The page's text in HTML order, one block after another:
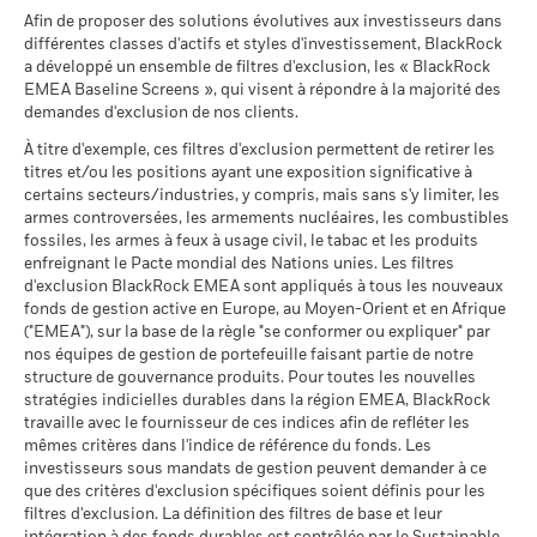
façon dont le fonds a été géré dans le passé
La performance est indiquée sur la base de la Valeur nette
d’inventaire (VNI), avec le revenu brut réinvesti le cas échéant.
Le rendement de votre investissement peut augmenter ou
diminuer en raison des fluctuations des devises si votre
investissement est effectué dans une devise autre que celle
utilisée dans le calcul des performances passées. Source :
Blackrock
Intermédiaire
Ce que vous pourriez obtenir après
Rendement annuel moyen
Favorable
Ce que vous pourriez obtenir après
Rendement annuel moyen
Le scénario de tension montre ce que vous pourriez obtenir
dans des situations de marché extrêmes.
Notation des fonds ESG MSCI
au 17/juil./2026
AA
Pointage de qualité ESG
MSCI (0-10)
au 17/juil./2026
Classification mondiale des
fonds selon Lipper
au 17/juil./2026
Mixed Asset USD Flexible -
Global
Moyenne pondérée de
l'intensité carbone MSCI
(tonnes de CO2e/M$ de
ventes)
au 17/juil./2026
% des avoirs à l'égard
desquels des données ESG
au 17/juil./2026
78,99
Pointage de qualité ESG
MSCI - centile par rapport aux
pairs
94,93
au 30/juin/2026
MSCI - Contrevenants au
Pacte mondial des Nations
Unies
au 30/juin/2026
0,00%
MSCI - Charbon thermique
au 30/juin/2026
0,00%
MSCI - Sables bitumineux
au 30/juin/2026
0,00%
Données sur la
participation aux secteurs
d'activité
au 30/juin/2026
66,62%
Pourcentage des avoirs du
fonds à l'égard desquels
des données ne sont pas
disponibles
au 30/juin/2026
Sustainability related disclosure -
GAFOESG_AG (en)
Sustainability related disclosure -
GAFOESG_AG (fr)
BlackRock Global Funds - Prospectus (French
- France)
BlackRock Global Funds - Prospectus
(English)
BlackRock Global Funds - Prospectus (French
- Belgium^France)
BlackRock Global Funds - Prospectus -
Addendum (French - France)
Afin de proposer des solutions évolutives aux investisseurs dans
différentes classes d'actifs et styles d'investissement, BlackRock
a développé un ensemble de filtres d'exclusion, les « BlackRock
EMEA Baseline Screens », qui visent à répondre à la majorité des
demandes d'exclusion de nos clients.
À titre d'exemple, ces filtres d'exclusion permettent de retirer les
titres et/ou les positions ayant une exposition significative à
certains secteurs/industries, y compris, mais sans s'y limiter, les
armes controversées, les armements nucléaires, les combustibles
fossiles, les armes à feux à usage civil, le tabac et les produits
enfreignant le Pacte mondial des Nations unies. Les filtres
d'exclusion BlackRock EMEA sont appliqués à tous les nouveaux
fonds de gestion active en Europe, au Moyen-Orient et en Afrique
("EMEA"), sur la base de la règle "se conformer ou expliquer" par
nos équipes de gestion de portefeuille faisant partie de notre
structure de gouvernance produits. Pour toutes les nouvelles
stratégies indicielles durables dans la région EMEA, BlackRock
travaille avec le fournisseur de ces indices afin de refléter les
mêmes critères dans l'indice de référence du fonds. Les
investisseurs sous mandats de gestion peuvent demander à ce
que des critères d'exclusion spécifiques soient définis pour les
filtres d'exclusion. La définition des filtres de base et leur